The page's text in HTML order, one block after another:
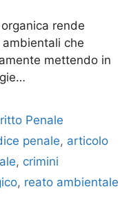
rende
che
mettendo in
Penale
penale, articolo
, crimini
, reato ambientale